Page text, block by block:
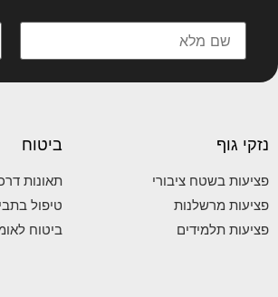
נזקי גוף
פציעות בשטח ציבורי
פציעות מרשלנות
פציעות תלמידים
ביטוח
תאונות
טיפול
ביטוח